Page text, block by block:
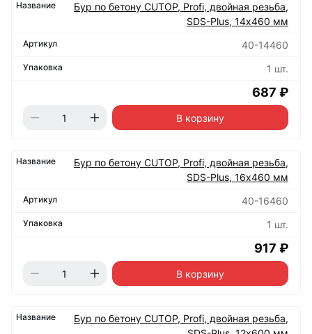
Бур по бетону CUTOP, Profi, двойная резьба,
SDS-Plus, 14х460 мм
40-14460
1 шт.
687 ₽
В корзину
Бур по бетону CUTOP, Profi, двойная резьба,
SDS-Plus, 16х460 мм
40-16460
1 шт.
917 ₽
В корзину
Бур по бетону CUTOP, Profi, двойная резьба,